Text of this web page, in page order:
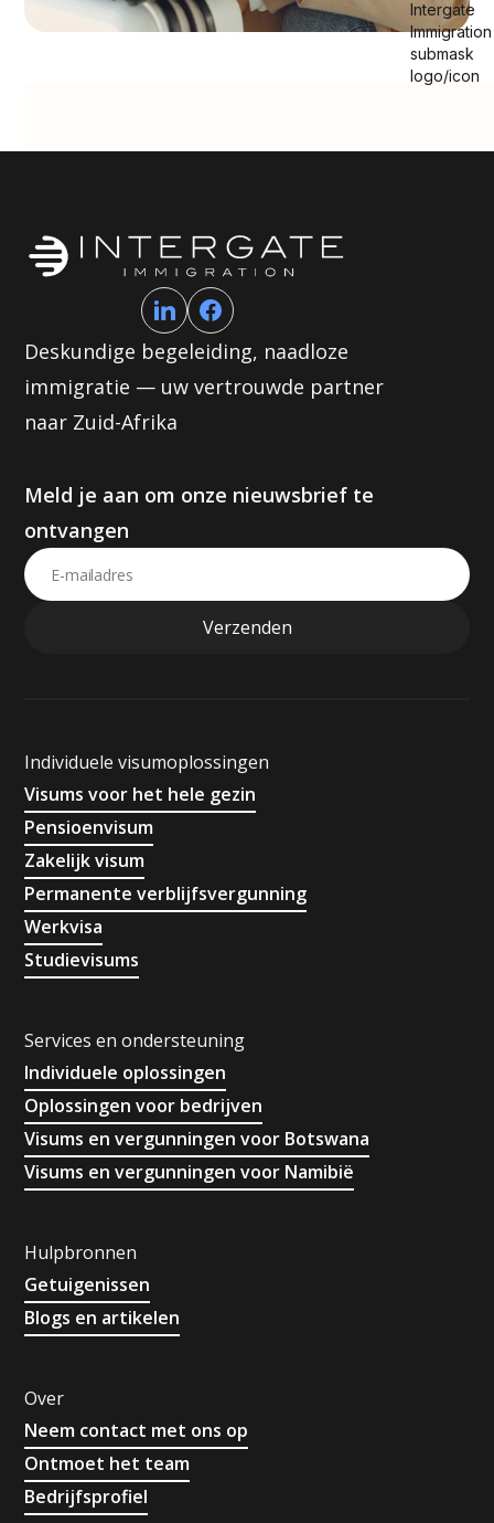
Deskundige begeleiding, naadloze
immigratie — uw vertrouwde partner
naar Zuid-Afrika
Meld je aan om onze nieuwsbrief te
ontvangen
Individuele visumoplossingen
Visums voor het hele gezin
Pensioenvisum
Zakelijk visum
Permanente verblijfsvergunning
Werkvisa
Studievisums
Services en ondersteuning
Individuele oplossingen
Oplossingen voor bedrijven
Visums en vergunningen voor Botswana
Visums en vergunningen voor Namibië
Hulpbronnen
Getuigenissen
Blogs en artikelen
Over
Neem contact met ons op
Ontmoet het team
Bedrijfsprofiel